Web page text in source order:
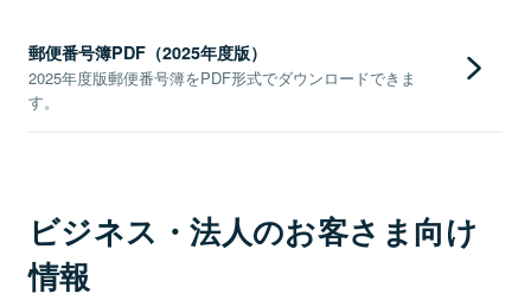
郵便番号簿PDF（2025年度版）
2025年度版郵便番号簿をPDF形式でダウンロードできま
す。
ビジネス・法人のお客さま向け
情報